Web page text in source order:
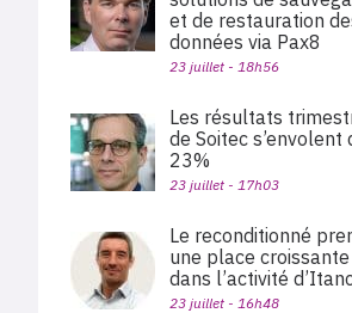
et de restauration
données via Pax8
23 juillet - 18h56
Les résultats
de Soitec s’envolent
23%
23 juillet - 17h03
Le reconditionné
une place croissante
dans l’activité
23 juillet - 16h48